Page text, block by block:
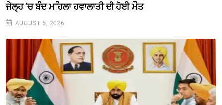
ਜੇਲ੍ਹ ’ਚ ਬੰਦ ਮਹਿਲਾ ਹਵਾਲਾਤੀ ਦੀ ਹੋਈ ਮੌਤ
AUGUST 5, 2026